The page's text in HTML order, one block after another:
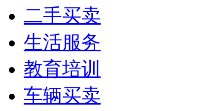
二手买卖
生活服务
教育培训
车辆买卖